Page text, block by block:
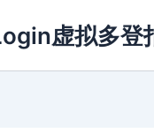
虚拟多登